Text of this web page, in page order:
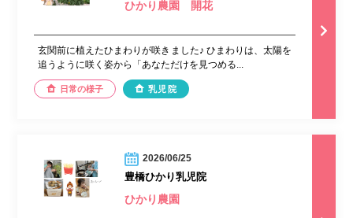
ひかり農園 開花
玄関前に植えたひまわりが咲きました♪ ひまわりは、太陽を
追うように咲く姿から「あなただけを見つめる...
日常の様子 乳児院
2026/06/25
豊橋ひかり乳児院
ひかり農園